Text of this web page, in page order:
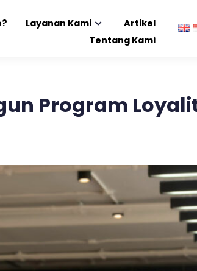
Layanan Kami
Artikel
Tentang Kami
Program